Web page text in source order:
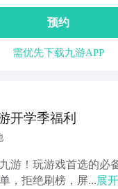
预约
需优先下载九游APP
开学季福利
游！玩游戏首选的必
，拒绝刷榜，屏...展开